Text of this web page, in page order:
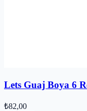
Lets Guaj Boya 6
₺82,00